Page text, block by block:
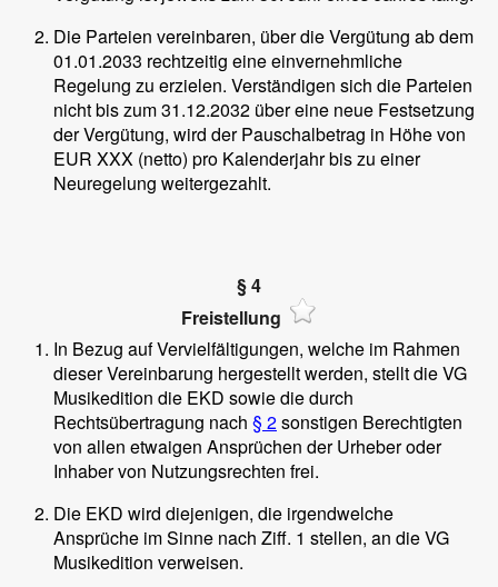
Die Parteien vereinbaren, über die Vergütung ab dem
01.01.2033 rechtzeitig eine einvernehmliche
Regelung zu erzielen. Verständigen sich die Parteien
nicht bis zum 31.12.2032 über eine neue Festsetzung
der Vergütung, wird der Pauschalbetrag in Höhe von
EUR XXX (netto) pro Kalenderjahr bis zu einer
Neuregelung weitergezahlt.
§ 4
Freistellung
In Bezug auf Vervielfältigungen, welche im Rahmen
dieser Vereinbarung hergestellt werden, stellt die VG
Musikedition die EKD sowie die durch
Rechtsübertragung nach § 2sonstigen Berechtigten
von allen etwaigen Ansprüchen der Urheber oder
Inhaber von Nutzungsrechten frei.
Die EKD wird diejenigen, die irgendwelche
Ansprüche im Sinne nach Ziff. 1 stellen, an die VG
Musikedition verweisen.